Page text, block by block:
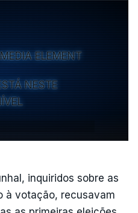
ELEMENT
NESTE
inquiridos sobre as
à votação, recusavam